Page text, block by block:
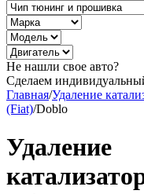
Не нашли свое авто?
Сделаем
Главная/Удаление
(Fiat)/Doblo
Удаление